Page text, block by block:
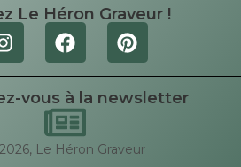
Le Héron Graveur !
vous à la newsletter
Le Héron Graveur